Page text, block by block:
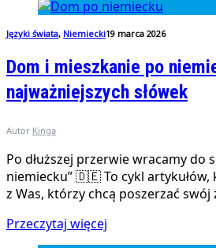
Języki świata, Niemiecki19 marca 2026
Dom i mieszkanie po
najważniejszych słówek
Autor Kinga
Po dłuższej przerwie wracamy do
niemiecku” 🇩🇪 To cykl artykułów,
z Was, którzy chcą poszerzać swój
Przeczytaj więcej